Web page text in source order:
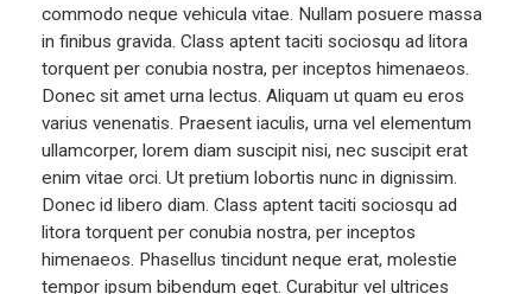
commodo neque vehicula vitae. Nullam posuere massa
in finibus gravida. Class aptent taciti sociosqu ad litora
torquent per conubia nostra, per inceptos himenaeos.
Donec sit amet urna lectus. Aliquam ut quam eu eros
varius venenatis. Praesent iaculis, urna vel elementum
ullamcorper, lorem diam suscipit nisi, nec suscipit erat
enim vitae orci. Ut pretium lobortis nunc in dignissim.
Donec id libero diam. Class aptent taciti sociosqu ad
litora torquent per conubia nostra, per inceptos
himenaeos. Phasellus tincidunt neque erat, molestie
tempor ipsum bibendum eget. Curabitur vel ultrices